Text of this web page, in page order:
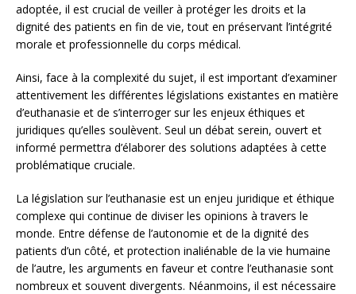
adoptée, il est crucial de veiller à protéger les droits et la
dignité des patients en fin de vie, tout en préservant l’intégrité
morale et professionnelle du corps médical.
Ainsi, face à la complexité du sujet, il est important d’examiner
attentivement les différentes législations existantes en matière
d’euthanasie et de s’interroger sur les enjeux éthiques et
juridiques qu’elles soulèvent. Seul un débat serein, ouvert et
informé permettra d’élaborer des solutions adaptées à cette
problématique cruciale.
La législation sur l’euthanasie est un enjeu juridique et éthique
complexe qui continue de diviser les opinions à travers le
monde. Entre défense de l’autonomie et de la dignité des
patients d’un côté, et protection inaliénable de la vie humaine
de l’autre, les arguments en faveur et contre l’euthanasie sont
nombreux et souvent divergents. Néanmoins, il est nécessaire